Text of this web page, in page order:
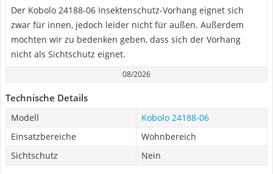
Der Kobolo 24188-06 Insektenschutz-Vorhang eignet sich
zwar für innen, jedoch leider nicht für außen. Außerdem
möchten wir zu bedenken geben, dass sich der Vorhang
nicht als Sichtschutz eignet.
08/2026
Technische Details
Modell
Kobolo 24188-06
Einsatzbereiche
Wohnbereich
Sichtschutz
Nein